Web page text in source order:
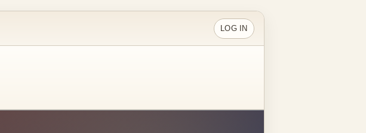
LOG IN